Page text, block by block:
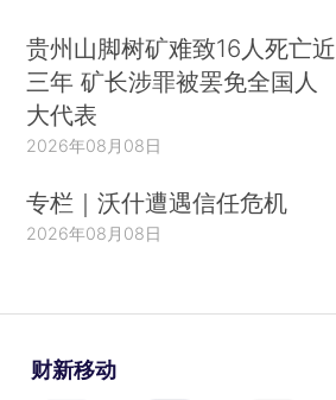
贵州山脚树矿难致16人死亡近
三年 矿长涉罪被罢免全国人
大代表
2026年08月08日
专栏｜沃什遭遇信任危机
2026年08月08日
财新移动